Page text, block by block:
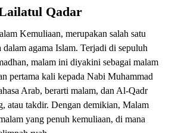
Qadar
Kemuliaan, merupakan salah satu
agama Islam. Terjadi di sepuluh
malam ini diyakini sebagai malam
pertama kali kepada Nabi Muhammad
Arab, berarti malam, dan Al-Qadr
atau takdir. Dengan demikian, Malam
yang penuh kemuliaan, di mana